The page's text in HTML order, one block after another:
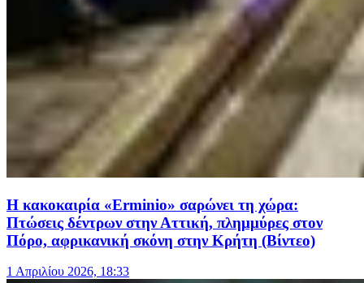
Η κακοκαιρία «Erminio» σαρώνει τη χώρα:
Πτώσεις δέντρων στην Αττική, πλημμύρες στον
Πόρο, αφρικανική σκόνη στην Κρήτη (Βίντεο)
1 Απριλίου 2026, 18:33